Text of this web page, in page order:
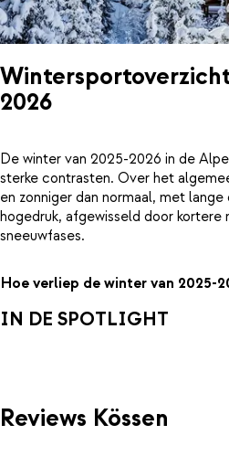
2026
De winter van 2025-2026 in de
sterke contrasten. Over het
en zonniger dan normaal, met
hogedruk, afgewisseld door kortere
sneeuwfases.
Hoe verliep de winter van 2025-
IN DE SPOTLIGHT
Reviews Kössen